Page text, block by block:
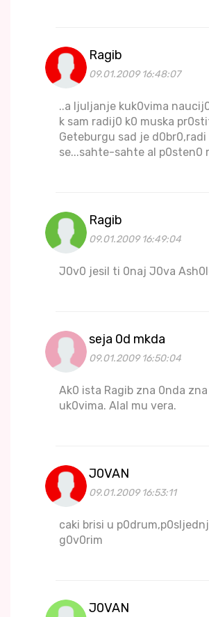
Ragib
09.01.2009 16:48:07
..a ljuljanje kuk0vima
k sam radij0 k0 muska
Geteburgu sad je d0br0,radi
se...sahte-sahte al p0sten0
Ragib
09.01.2009 16:49:04
J0v0 jesil ti 0naj J0va
seja 0d mkda
09.01.2009 16:50:04
Ak0 ista Ragib zna 0nda
uk0vima. Alal mu vera.
J0VAN
09.01.2009 16:53:11
caki brisi u
g0v0rim
J0VAN